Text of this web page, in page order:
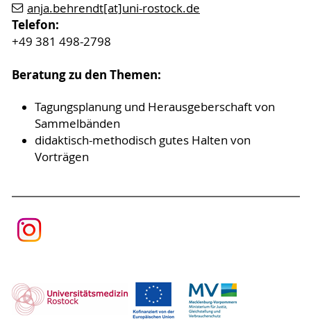
anja.behrendt[at]uni-rostock.de
Telefon:
+49 381 498-2798
Beratung zu den Themen:
Tagungsplanung und Herausgeberschaft von
Sammelbänden
didaktisch-methodisch gutes Halten von
Vorträgen